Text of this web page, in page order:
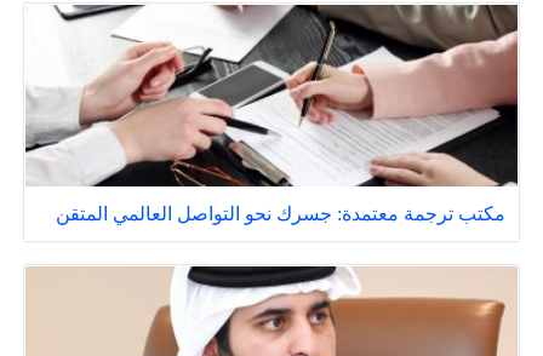
مكتب ترجمة معتمدة: جسرك نحو التواصل العالمي المتقن